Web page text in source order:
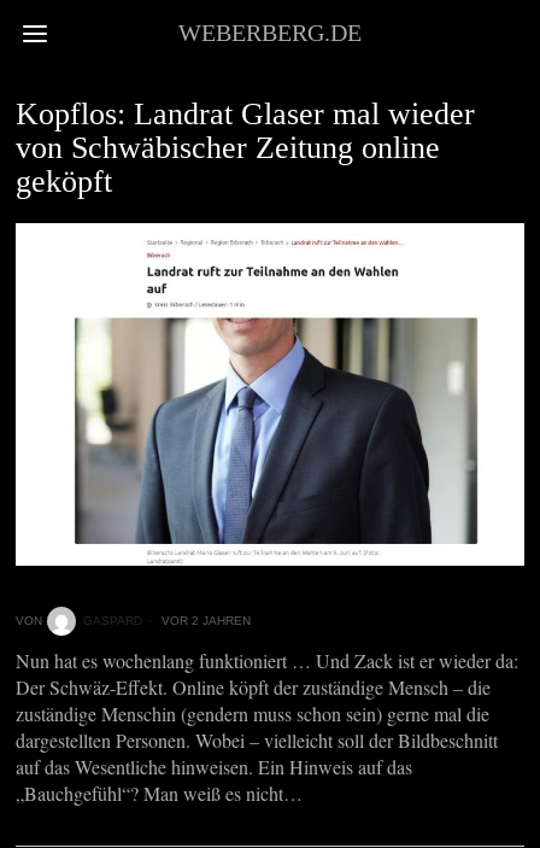
WEBERBERG.DE
Kopflos: Landrat Glaser mal wieder
von Schwäbischer Zeitung online
geköpft
VON GASPARD VOR 2 JAHREN
Nun hat es wochenlang funktioniert … Und Zack ist er wieder da:
Der Schwäz-Effekt. Online köpft der zuständige Mensch – die
zuständige Menschin (gendern muss schon sein) gerne mal die
dargestellten Personen. Wobei – vielleicht soll der Bildbeschnitt
auf das Wesentliche hinweisen. Ein Hinweis auf das
„Bauchgefühl“? Man weiß es nicht…